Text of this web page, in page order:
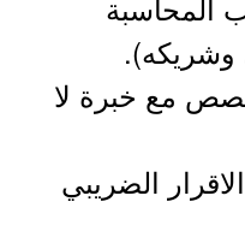
وشريكه).
مع خبرة لا
الضريبي